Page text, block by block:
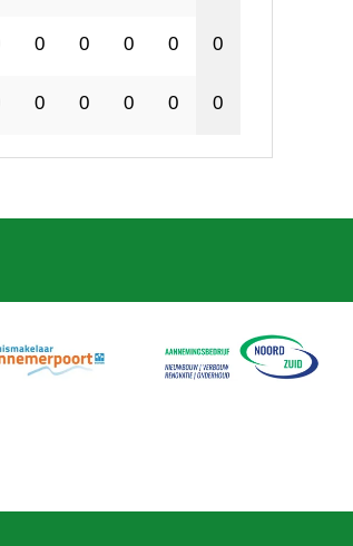
0 0 0 0 0
0 0 0 0 0